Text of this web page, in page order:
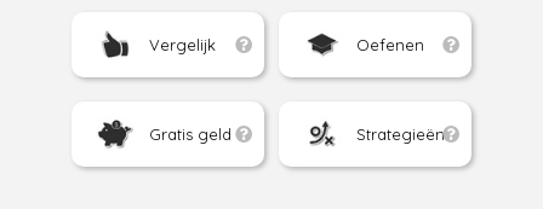
Vergelijk Oefenen
Gratis geld Strategieën